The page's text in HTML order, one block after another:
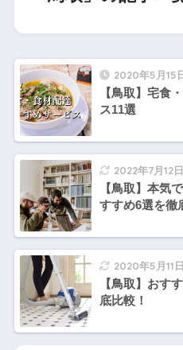
2020年5月15
【鳥取】宅食
ス11選
2022年7月12日
【鳥取】本気
すすめ6選を徹
2020年5月11日
【鳥取】おす
底比較！